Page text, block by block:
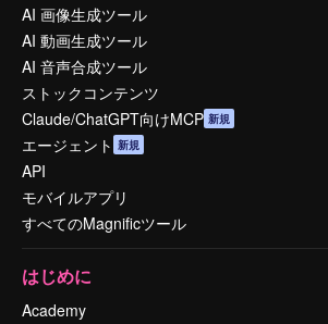
AI 画像生成ツール
AI 動画生成ツール
AI 音声合成ツール
ストックコンテンツ
Claude/ChatGPT向けMCP 新規
エージェント 新規
API
モバイルアプリ
すべてのMagnificツール
はじめに
Academy